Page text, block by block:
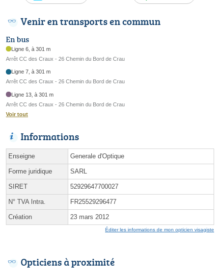
Venir en transports en commun
En bus
Ligne 6, à 301 m
Arrêt CC des Craux - 26 Chemin du Bord de Crau
Ligne 7, à 301 m
Arrêt CC des Craux - 26 Chemin du Bord de Crau
Ligne 13, à 301 m
Arrêt CC des Craux - 26 Chemin du Bord de Crau
Voir tout
Informations
Enseigne Generale d'Optique
Forme juridique SARL
SIRET 52929647700027
N° TVA Intra. FR25529296477
Création 23 mars 2012
Éditer les informations de mon opticien visagiste
Opticiens à proximité